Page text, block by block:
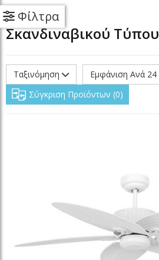
Φίλτρα
Σκανδιναβικού Τύπου
Ταξινόμηση
Εμφάνιση Ανά 24
Σύγκριση Προϊόντων 0